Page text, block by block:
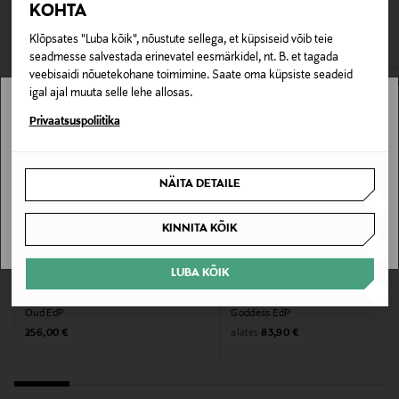
KOHTA
Klõpsates "Luba kõik", nõustute sellega, et küpsiseid võib teie
seadmesse salvestada erinevatel eesmärkidel, nt. B. et tagada
veebisaidi nõuetekohane toimimine. Saate oma küpsiste seadeid
igal ajal muuta selle lehe allosas.
Privaatsuspoliitika
NÄITA DETAILE
KINNITA KÕIK
LUBA KÕIK
Lõhna tüüp
Eau de Parfum
Kategooria
Lõhnavesi
Tootja
Sirowa Finland Ltd Oy
Tootja aadress
pakendis kosmeetika- ja loodustooted peavad olema
avamata originaalpakendis.
E-POE TAGASTUSED
VAATASID KA
Oud EdP
Original Price
256,00 €
Goddess EdP
alates Original Price
83,90 €
Stockmann pole Sinu riigis saadaval.
SAAN ARU